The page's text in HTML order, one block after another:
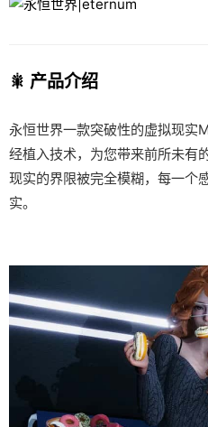
🎇 产品介绍
永恒世界一款突破性的虚拟现实
经植入技术，为您带来前所未有
现实的界限被完全模糊，每一个
实。